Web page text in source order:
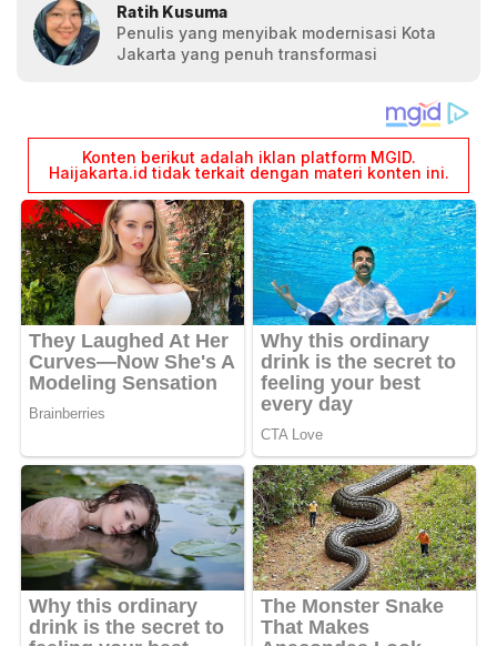
Ratih Kusuma
Penulis yang menyibak modernisasi Kota
Jakarta yang penuh transformasi